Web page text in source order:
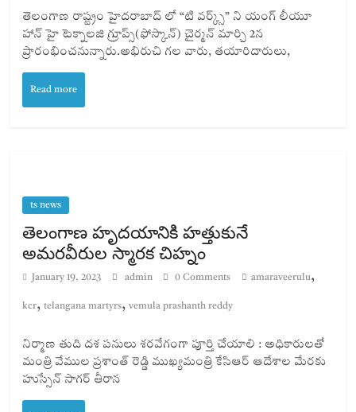
తెలంగాణ రాష్ట్రం హైదరాబాద్ లో “టి వర్క్స్” ని యంగ్ లీయూ
హాన్ హై టెక్నాలజి గ్రూప్స్(ఫోస్కాన్) చైర్మన్ మార్చి 2న
ప్రారంభించనున్నారు.అభిరుచి గల వారు, తయారిదారులు,
Read more
ts news
తెలంగాణ హృదయానికి హత్తుకునే
అమరవీరుల స్మారక చిహ్నం
January 19, 2023 admin 0 Comments amaraveerulu,
kcr,telangana martyrs,vemula prashanth reddy
నిర్మాణ తుది దశ పనులు శరవేగంగా పూర్తి చేయాలి : అధికారులతో
మంత్రి వేముల ప్రశాంత్ రెడ్డి ముఖ్యమంత్రి కేసిఆర్ ఆదేశాల మేరకు
హుస్సేన్ సాగర్ తీరాన